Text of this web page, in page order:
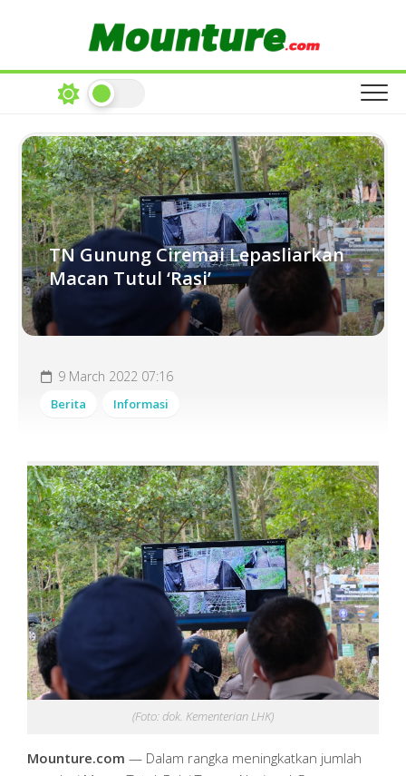
TN Gunung Ciremai Lepasliarkan
Macan Tutul ‘Rasi’
9 March 2022 07:16
Berita Informasi
(Foto: dok. Kementerian LHK)
Mounture.com — Dalam rangka meningkatkan jumlah